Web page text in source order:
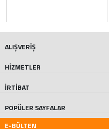
ALIŞVERİŞ
HİZMETLER
İRTİBAT
POPÜLER SAYFALAR
E-BÜLTEN